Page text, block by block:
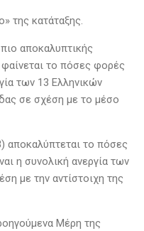
της κατάταξης.
αποκαλυπτικής
το πόσες φορές
των 13 Ελληνικών
σε σχέση με το μέσο
το πόσες
η συνολική ανεργία των
με την αντίστοιχη της
Μέρη της